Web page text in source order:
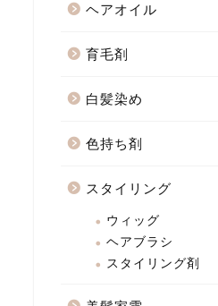
ヘアオイル
育毛剤
白髪染め
色持ち剤
スタイリング
ウィッグ
ヘアブラシ
スタイリング剤